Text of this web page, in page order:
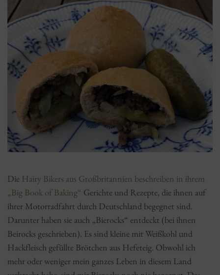
Die Hairy Bikers aus Großbritannien beschreiben in ihrem
„Big Book of Baking“ Gerichte und Rezepte, die ihnen auf
ihrer Motorradfahrt durch Deutschland begegnet sind.
Darunter haben sie auch „Bierocks“ entdeckt (bei ihnen
Beirocks geschrieben). Es sind kleine mit Weißkohl und
Hackfleisch gefüllte Brötchen aus Hefeteig. Obwohl ich
mehr oder weniger mein ganzes Leben in diesem Land